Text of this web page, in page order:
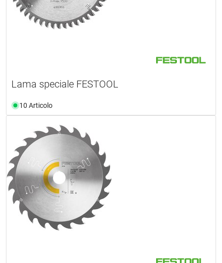
Lama speciale FESTOOL
10 Articolo